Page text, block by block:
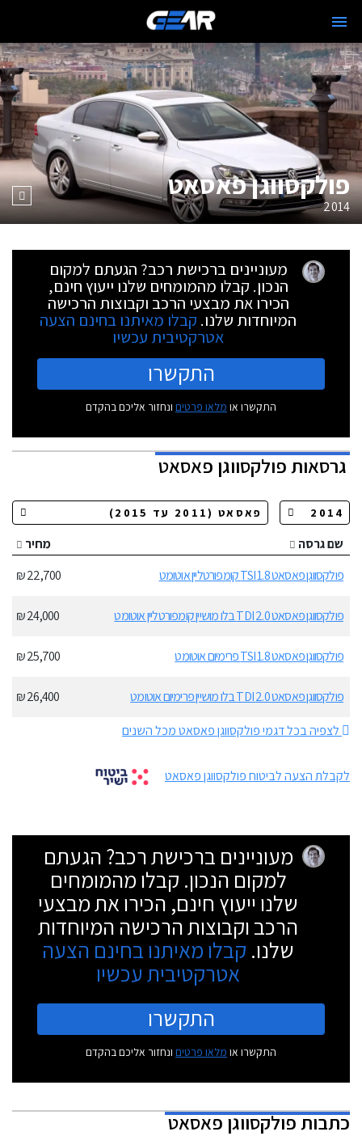
פולקסווגן פאסאט
2014
מעוניינים ברכישת רכב? הגעתם למקום
הנכון. קבלו מהמומחים שלנו ייעוץ חינם,
הכירו את מבצעי הרכב וקבוצות הרכישה
המיוחדות שלנו. קבלו מאיתנו בחינם הצעה
אטרקטיבית עכשיו
התקשרו
התקשרו או מלאו פרטים ונחזור אליכם בהקדם
גרסאותפולקסווגן פאסאט
שם גרסה
מחיר
פולקסווגן פאסאט 1.8 TSI קומפורטליין אוטומט
22,700 ₪
פולקסווגן פאסאט 2.0 TDI בלו מושיין קומפורטליין אוטומט 24,000 ₪
פולקסווגן פאסאט 1.8 TSI פרימיום אוטומט 25,700 ₪
פולקסווגן פאסאט 2.0 TDI בלו מושיין פרימיום אוטומט
26,400 ₪
לצפיה בכל דגמי פולקסווגן פאסאט מכל השנים
לקבלת הצעה לביטוח פולקסווגן פאסאט
מעוניינים ברכישת רכב? הגעתם
למקום הנכון. קבלו מהמומחים
שלנו ייעוץ חינם, הכירו את מבצעי
הרכב וקבוצות הרכישה המיוחדות
שלנו. קבלו מאיתנו בחינם הצעה
אטרקטיבית עכשיו
התקשרו
התקשרו או מלאו פרטים ונחזור אליכם בהקדם
כתבותפולקסווגן פאסאט